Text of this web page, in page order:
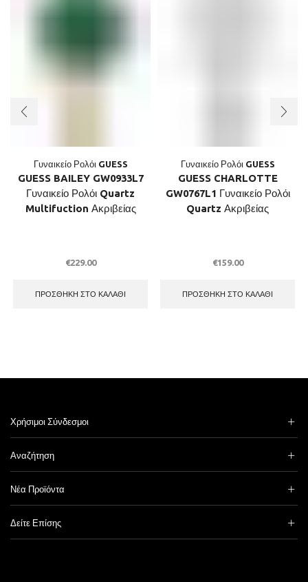
Γυναικείο Ρολόι GUESS
GUESS BAILEY GW0933L7
Γυναικείο Ρολόι Quartz
Multifuction Ακριβείας
€229.00
ΠΡΟΣΘΉΚΗ ΣΤΟ ΚΑΛΆΘΙ
Γυναικείο Ρολόι GUESS
GUESS CHARLOTTE
GW0767L1 Γυναικείο Ρολόι
Quartz Ακριβείας
€159.00
ΠΡΟΣΘΉΚΗ ΣΤΟ ΚΑΛΆΘΙ
Χρήσιμοι Σύνδεσμοι
Αναζήτηση
Νέα Προϊόντα
Δείτε Επίσης